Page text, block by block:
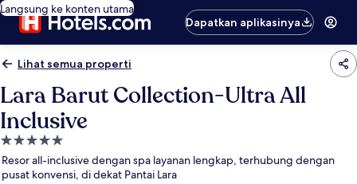
Langsung ke konten utama
Dapatkan aplikasinya
Lihat semua properti
Lara Barut Collection-Ultra All
Inclusive
Properti
bintang
5.0
Resor all-inclusive dengan spa layanan lengkap, terhubung dengan
pusat konvensi, di dekat Pantai Lara